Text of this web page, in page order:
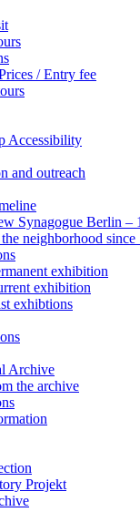
/ Entry fee
Accessibility
and outreach
Synagogue Berlin –
neighborhood since
exhibition
exhibition
exhibtions
Archive
the archive
Projekt